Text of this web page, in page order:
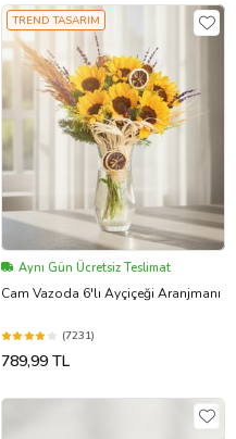
TREND TASARIM
Aynı Gün Ücretsiz Teslimat
Cam Vazoda 6'lı Ayçiçeği Aranjmanı
(7231)
789,99 TL